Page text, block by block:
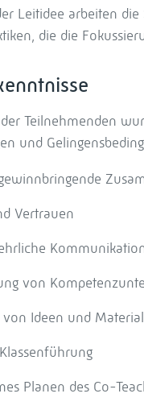
Leitidee arbeiten
die die
Teilnehmenden
und
Vertrauen
von
von Ideen und Material
Planen des Co-